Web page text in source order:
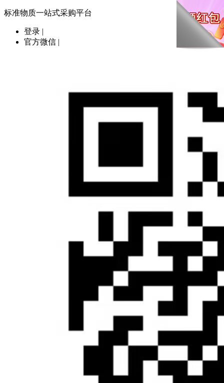
标准物质一站式采购平台
登录 |
官方微信 |